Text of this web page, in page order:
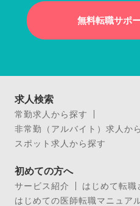
無料転職サポ
求人検索
常勤求人から探す
非常勤（アルバイト）求人か
スポット求人から探す
初めての方へ
サービス紹介
はじめて転職
はじめての医師転職マニュア